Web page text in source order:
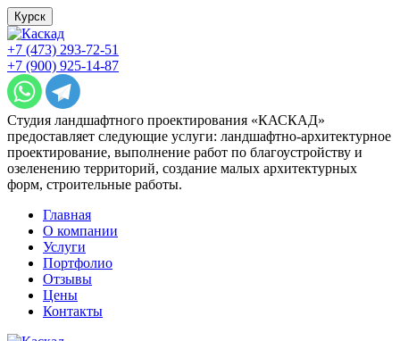
Курск
+7 (473) 293-72-51
+7 (900) 925-14-87
Студия ландшафтного проектирования «КАСКАД»
предоставляет следующие услуги: ландшафтно-архитектурное
проектирование, выполнение работ по благоустройству и
озеленению территорий, создание малых архитектурных
форм, строительные работы.
Главная
О компании
Услуги
Портфолио
Отзывы
Цены
Контакты